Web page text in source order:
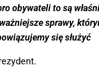
obywateli to są
sprawy,
się służyć